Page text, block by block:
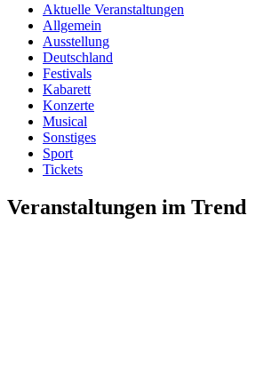
Aktuelle Veranstaltungen
Allgemein
Ausstellung
Deutschland
Festivals
Kabarett
Konzerte
Musical
Sonstiges
Sport
Tickets
Veranstaltungen im Trend